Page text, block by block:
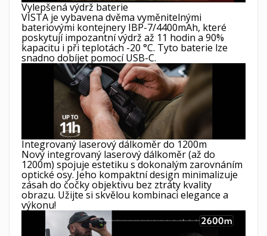
Vylepšená výdrž baterie
VISTA je vybavena dvěma vyměnitelnými
bateriovými kontejnery IBP-7/4400mAh, které
poskytují impozantní výdrž až 11 hodin a 90%
kapacitu i při teplotách -20 °C. Tyto baterie lze
snadno dobíjet pomocí USB-C.
Integrovaný laserový dálkoměr do 1200m
Nový integrovaný laserový dálkoměr (až do
1200m) spojuje estetiku s dokonalým zarovnáním
optické osy. Jeho kompaktní design minimalizuje
zásah do čočky objektivu bez ztráty kvality
obrazu. Užijte si skvělou kombinaci elegance a
výkonu!